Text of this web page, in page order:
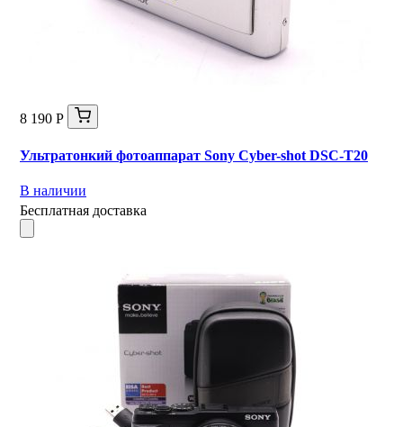
8 190 Р
Ультратонкий фотоаппарат Sony Cyber-shot DSC-T20
В наличии
Бесплатная доставка